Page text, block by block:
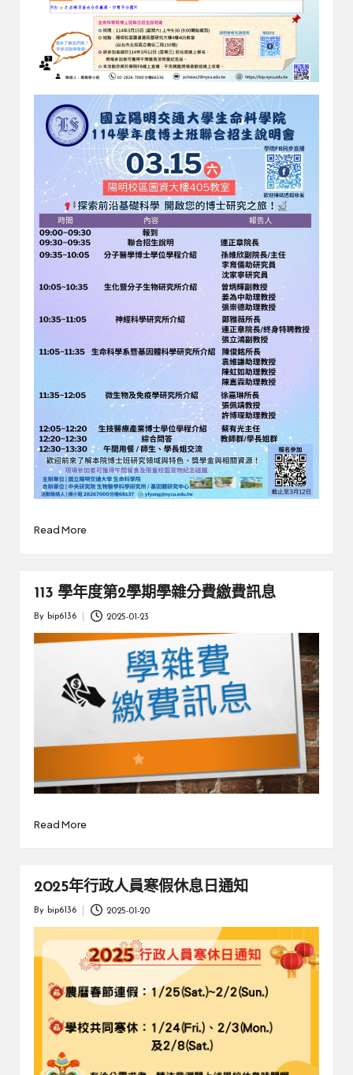
Read More
113 學年度第2學期學雜分費繳費訊息
Posted
By bip6136 2025-01-23
Read More
2025年行政人員寒假休息日通知
Posted
By bip6136 2025-01-20